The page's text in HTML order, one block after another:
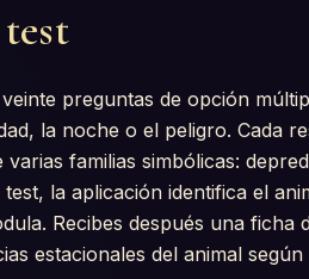
preguntas de opción
la noche o el peligro. Cada
familias simbólicas:
la aplicación identifica el
Recibes después una ficha
estacionales del animal según